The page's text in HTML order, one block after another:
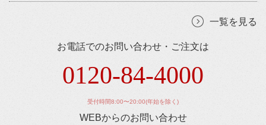
一覧を見る
お電話でのお問い合わせ・ご注文は
0120-84-4000
受付時間8:00〜20:00(年始を除く)
WEBからのお問い合わせ